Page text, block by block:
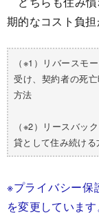
期的なコスト負担
（※1）リバースモ
受け、契約者の死
方法
（※2）リースバッ
貸として住み続ける
※プライバシー保
を変更しています